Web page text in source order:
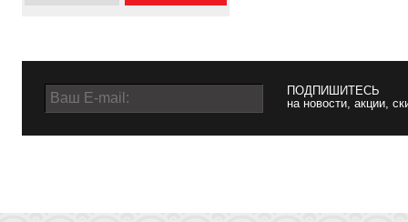
ПОДПИШИТЕСЬ
на новости, акции,